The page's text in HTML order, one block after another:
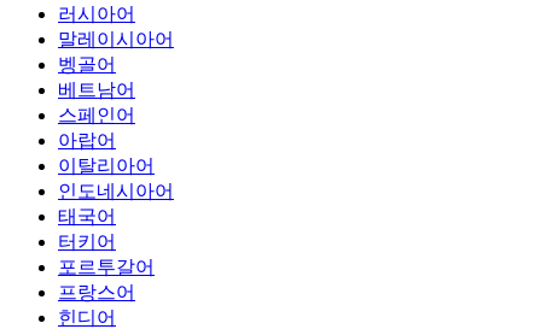
러시아어
말레이시아어
벵골어
베트남어
스페인어
아랍어
이탈리아어
인도네시아어
태국어
터키어
포르투갈어
프랑스어
힌디어